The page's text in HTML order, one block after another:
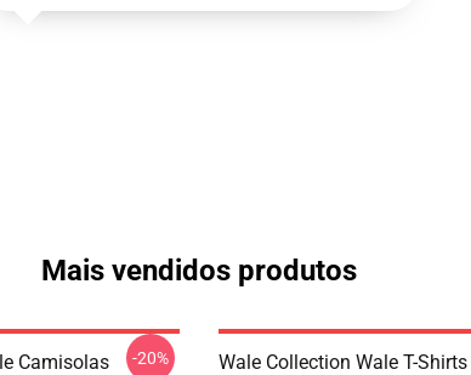
Mais vendidos produtos
Camisolas -20% Wale Collection Wale T-Shirts